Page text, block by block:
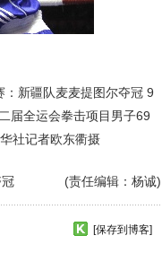
新疆队麦麦提图尔夺冠 9
届全运会拳击项目男子69
社记者欧东衢摄
(责任编辑：杨诚)
[保存到博客]